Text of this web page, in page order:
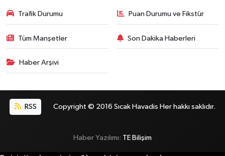
Trafik Durumu Puan Durumu ve Fikstür
Tüm Manşetler Son Dakika Haberleri
Haber Arşivi
RSS Copyright © 2016 Sıcak Havadis Her hakkı saklıdır.
Haber Yazılımı: TE Bilişim